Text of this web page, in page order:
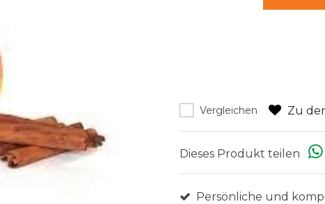
Vergleichen Zu
Dieses Produkt teilen
Persönliche und